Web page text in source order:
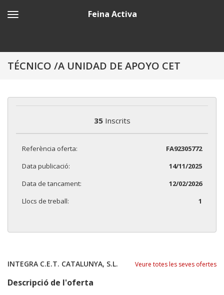
Feina Activa
TÉCNICO /A UNIDAD DE APOYO CET
35Inscrits
Referència oferta:
FA92305772
Data publicació:
14/11/2025
Data de tancament:
12/02/2026
Llocs de treball:
1
INTEGRA C.E.T. CATALUNYA, S.L. Veure totes les seves ofertes
Descripció de l'oferta